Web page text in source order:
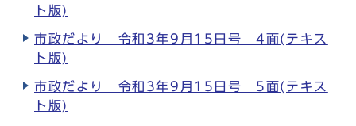
ト版)
市政だより 令和3年9月15日号 4面(テキス
ト版)
市政だより 令和3年9月15日号 5面(テキス
ト版)